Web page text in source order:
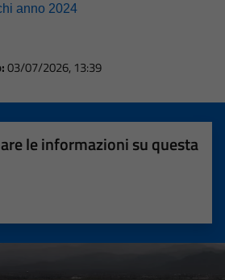
anno 2024
03/07/2026, 13:39
le informazioni su questa
5 stelle su 5
su 5
su 5
5